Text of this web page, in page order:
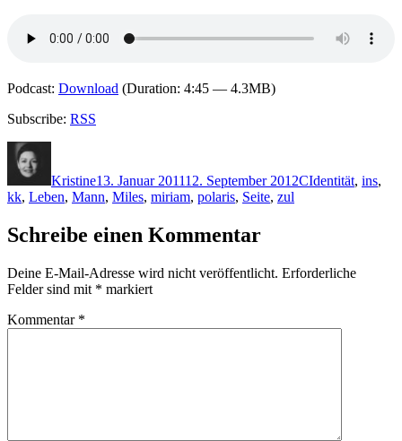
Podcast: Download (Duration: 4:45 — 4.3MB)
Subscribe: RSS
Kristine13. Januar 201112. September 2012CIdentität, ins,
kk, Leben, Mann, Miles, miriam, polaris, Seite, zul
Schreibe einen Kommentar
Deine E-Mail-Adresse wird nicht veröffentlicht. Erforderliche
Felder sind mit * markiert
Kommentar *